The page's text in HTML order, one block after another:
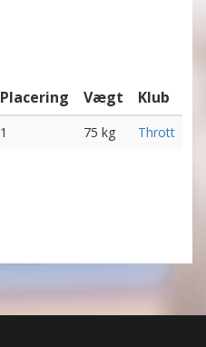
Placering Vægt Klub
1 75 kg Thrott